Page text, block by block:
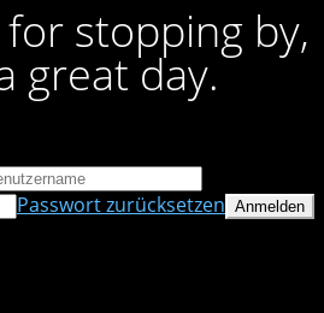
stopping by,
great day.
Passwort zurücksetzen